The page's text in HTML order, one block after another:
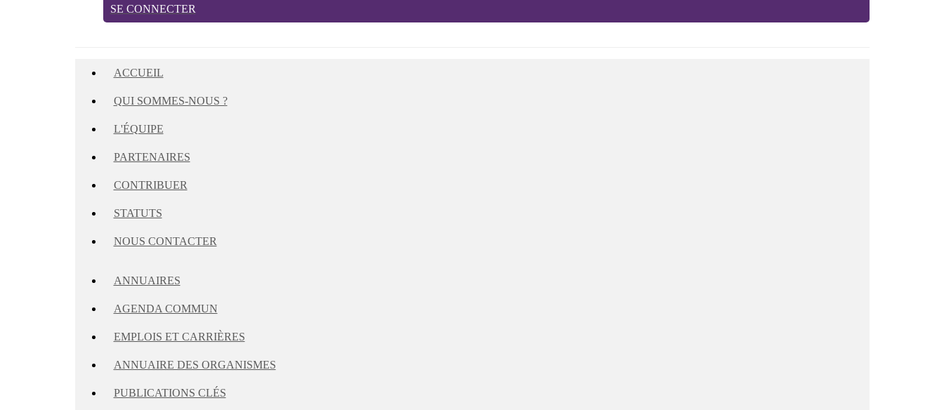
SE CONNECTER
ACCUEIL
QUI SOMMES-NOUS ?
L'ÉQUIPE
PARTENAIRES
CONTRIBUER
STATUTS
NOUS CONTACTER
ANNUAIRES
AGENDA COMMUN
EMPLOIS ET CARRIÈRES
ANNUAIRE DES ORGANISMES
PUBLICATIONS CLÉS